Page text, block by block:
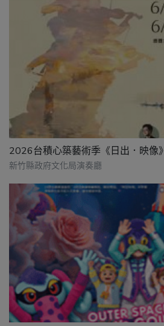
2026台積心築藝術季《日出．映像》
新竹縣政府文化局演奏廳